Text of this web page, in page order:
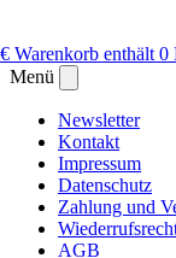
Warenkorb enthält 0
Menü
Newsletter
Kontakt
Impressum
Datenschutz
Zahlung und
AGB